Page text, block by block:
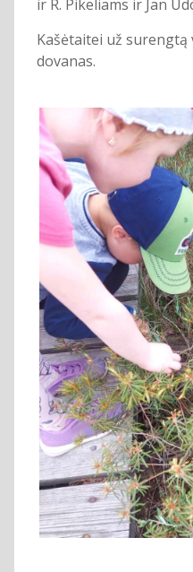
ir R. Pikeliams ir Jan
Kašėtaitei už
dovanas.